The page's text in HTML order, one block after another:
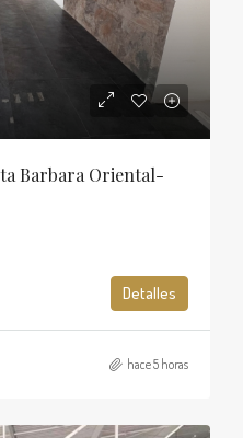
Barbara Oriental-
Detalles
hace 5 horas